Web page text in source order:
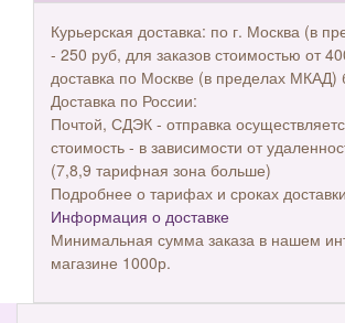
Курьерская доставка: по г. Москва (в
- 250 руб, для заказов стоимостью от
доставка по Москве (в пределах МКАД)
Доставка по России:
Почтой, СДЭК - отправка
стоимость - в зависимости от
(7,8,9 тарифная зона больше)
Подробнее о тарифах и сроках
Информация о доставке
Минимальная сумма заказа в нашем
магазине 1000р.